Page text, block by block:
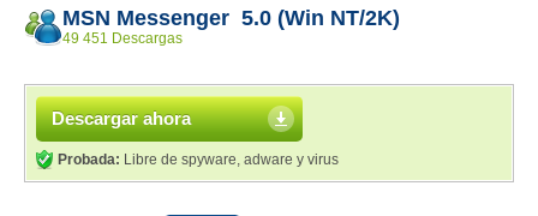
MSN Messenger 5.0 (Win NT/2K)
49 451 Descargas
Descargar ahora
Probada: Libre de spyware, adware y virus